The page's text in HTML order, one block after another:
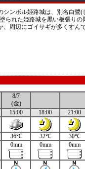
シンボル姫路城は、別名白鷺
られた姫路城を黒い板張り
、周辺にゴイサギが多くすん
8/7
(金)
15:00 18:00
21:00
36℃ 32℃
30℃
0mm 0mm 0mm